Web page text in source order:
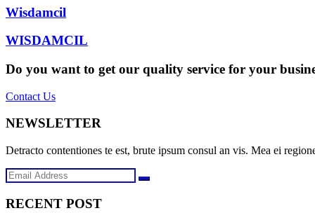
Wisdamcil
WISDAMCIL
Do you want to get our quality service for your
Contact Us
NEWSLETTER
Detracto contentiones te est, brute ipsum consul an vis. Mea ei
RECENT POST